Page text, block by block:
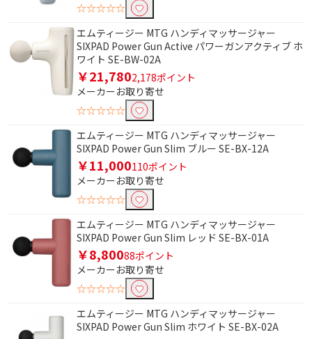
☆☆☆☆☆
エムティージー MTG ハンディマッサージャー
SIXPAD Power Gun Active パワーガンアクティブ ホ
ワイト SE-BW-02A
￥21,7802,178ポイント
メーカーお取り寄せ
☆☆☆☆☆
エムティージー MTG ハンディマッサージャー
SIXPAD Power Gun Slim ブルー SE-BX-12A
￥11,000110ポイント
メーカーお取り寄せ
☆☆☆☆☆
エムティージー MTG ハンディマッサージャー
SIXPAD Power Gun Slim レッド SE-BX-01A
￥8,80088ポイント
メーカーお取り寄せ
☆☆☆☆☆
エムティージー MTG ハンディマッサージャー
SIXPAD Power Gun Slim ホワイト SE-BX-02A